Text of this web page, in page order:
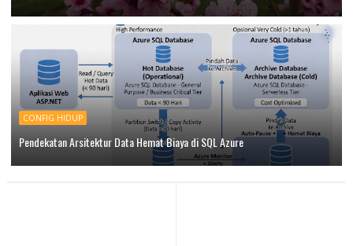
CONFIG HIDUP
Pendekatan Arsitektur Data Hemat Biaya di SQL Azure